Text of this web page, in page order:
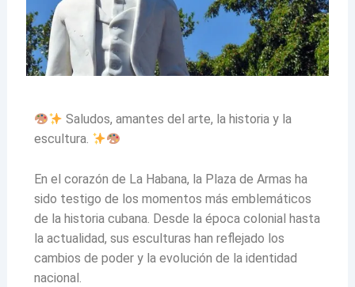
Saludos, amantes del arte, la historia y la
escultura.
En el corazón de La Habana, la Plaza de Armas ha
sido testigo de los momentos más emblemáticos
de la historia cubana. Desde la época colonial hasta
la actualidad, sus esculturas han reflejado los
cambios de poder y la evolución de la identidad
nacional.